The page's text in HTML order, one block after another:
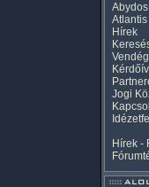
Atlantis
Hírek
Kérdőív
Jogi
Hírek -